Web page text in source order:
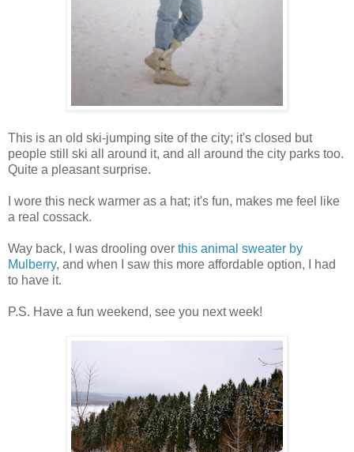
This is an old ski-jumping site of the city; it's closed but
people still ski all around it, and all around the city parks too.
Quite a pleasant surprise.
I wore this neck warmer as a hat; it's fun, makes me feel like
a real cossack.
Way back, I was drooling over this animal sweater by
Mulberry, and when I saw this more affordable option, I had
to have it.
P.S. Have a fun weekend, see you next week!